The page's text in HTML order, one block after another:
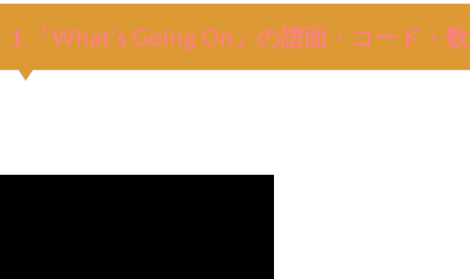
1.「What’s Going On」の譜面・コード・